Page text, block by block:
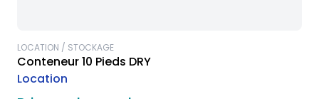
LOCATION / STOCKAGE
Conteneur 10 Pieds DRY
Location